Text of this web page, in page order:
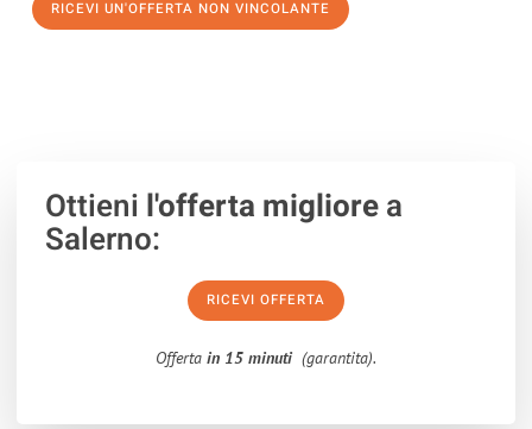
RICEVI UN'OFFERTA NON VINCOLANTE
Ottieni l'offerta migliorea
Salerno:
RICEVI OFFERTA
Offerta in 15 minuti (garantita).